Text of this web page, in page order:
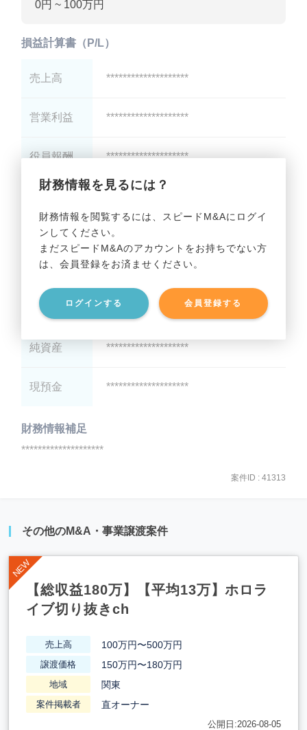
0円 ~ 100万円
財務情報を見るには？
財務情報を閲覧するには、スピードM&Aにログイ
ンしてください。
まだスピードM&Aのアカウントをお持ちでない方
は、会員登録をお済ませください。
ログインする 会員登録する
損益計算書（P/L）
売上高 ********************
営業利益 ********************
役員報酬 ********************
貸借対照表（B/S）
総資産 ********************
有利子負債 ********************
純資産 ********************
現預金 ********************
財務情報補足
********************
案件ID : 41313
その他のM&A・事業譲渡案件
【総収益180万】【平均13万】ホロラ
イブ切り抜きch
売上高 100万円〜500万円
譲渡価格 150万円〜180万円
地域 関東
案件掲載者 直オーナー
公開日:2026-08-05